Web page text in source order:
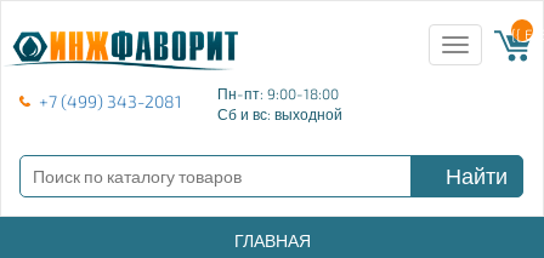
+7 (499) 343-2081
Пн-пт: 9:00-18:00
Сб и вс: выходной
Toggle
navigation
{{
Найти
ГЛАВНАЯ